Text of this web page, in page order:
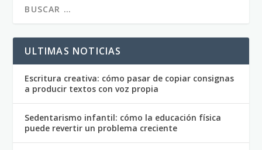
ULTIMAS NOTICIAS
Escritura creativa: cómo pasar de copiar consignas
a producir textos con voz propia
Sedentarismo infantil: cómo la educación física
puede revertir un problema creciente